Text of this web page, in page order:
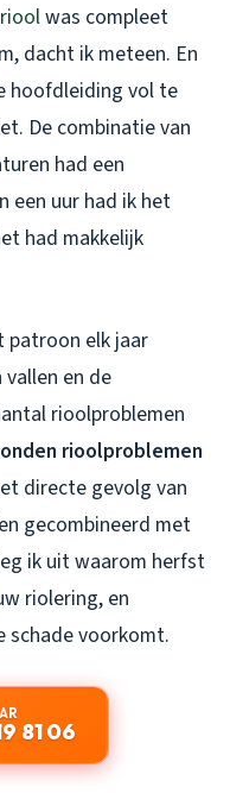
rioolwas compleet
dacht ik meteen. En
hoofdleiding vol te
De combinatie van
had een
een uur had ik het
had makkelijk
patroon elk jaar
en de
rioolproblemen
rioolproblemen
directe gevolg van
gecombineerd met
ik uit waarom herfst
riolering, en
schade voorkomt.
81 06